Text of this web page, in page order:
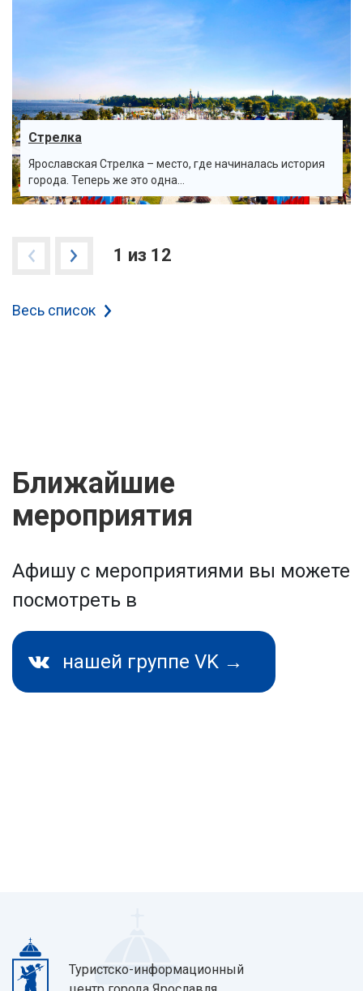
Стрелка
Ярославская Стрелка – место, где начиналась история
города. Теперь же это одна...
1 из 12
Весь список
Ближайшие
мероприятия
Афишу с мероприятиями вы можете
посмотреть в
нашей группе VK →
Туристско-информационный